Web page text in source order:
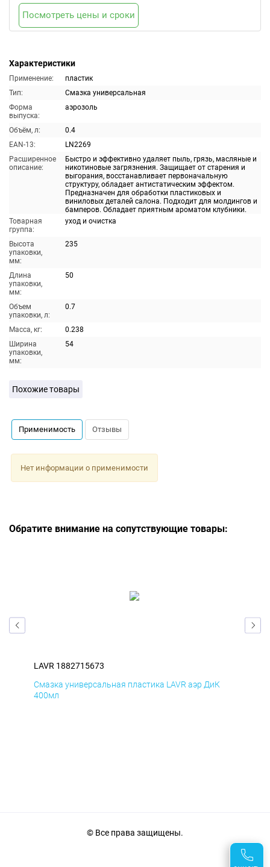
Характеристики
Применение:
пластик
Тип:
Смазка универсальная
Форма
выпуска:
аэрозоль
Объём, л:
0.4
EAN-13:
LN2269
Расширенное
описание:
Быстро и эффективно удаляет пыль, грязь, масляные и
никотиновые загрязнения. Защищает от старения и
выгорания, восстанавливает первоначальную
структуру, обладает антистатическим эффектом.
Предназначен для обработки пластиковых и
виниловых деталей салона. Подходит для молдингов и
бамперов. Обладает приятным ароматом клубники.
Товарная
группа:
уход и очистка
Высота
упаковки,
мм:
235
Длина
упаковки,
мм:
50
Объем
упаковки, л:
0.7
Масса, кг:
0.238
Ширина
упаковки,
мм:
54
Посмотреть цены и сроки
Похожие товары
Применимость Отзывы
Нет информации о применимости
Обратите внимание на сопутствующие товары:
LAVR 1882715673
Смазка универсальная пластика LAVR аэр ДиК
400мл
© Все права защищены.